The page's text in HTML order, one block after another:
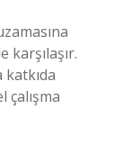
karşılaşır.